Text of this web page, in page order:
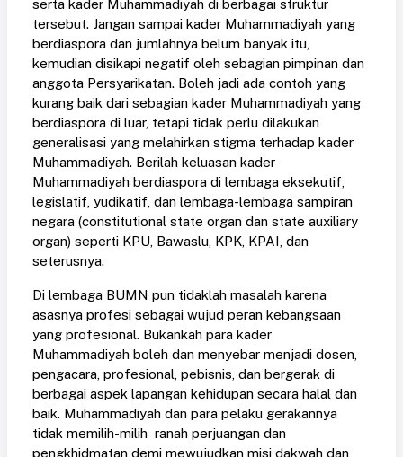
serta kader Muhammadiyah di berbagai struktur
tersebut. Jangan sampai kader Muhammadiyah yang
berdiaspora dan jumlahnya belum banyak itu,
kemudian disikapi negatif oleh sebagian pimpinan dan
anggota Persyarikatan. Boleh jadi ada contoh yang
kurang baik dari sebagian kader Muhammadiyah yang
berdiaspora di luar, tetapi tidak perlu dilakukan
generalisasi yang melahirkan stigma terhadap kader
Muhammadiyah. Berilah keluasan kader
Muhammadiyah berdiaspora di lembaga eksekutif,
legislatif, yudikatif, dan lembaga-lembaga sampiran
negara (constitutional state organ dan state auxiliary
organ) seperti KPU, Bawaslu, KPK, KPAI, dan
seterusnya.
Di lembaga BUMN pun tidaklah masalah karena
asasnya profesi sebagai wujud peran kebangsaan
yang profesional. Bukankah para kader
Muhammadiyah boleh dan menyebar menjadi dosen,
pengacara, profesional, pebisnis, dan bergerak di
berbagai aspek lapangan kehidupan secara halal dan
baik. Muhammadiyah dan para pelaku gerakannya
tidak memilih-milih ranah perjuangan dan
pengkhidmatan demi mewujudkan misi dakwah dan